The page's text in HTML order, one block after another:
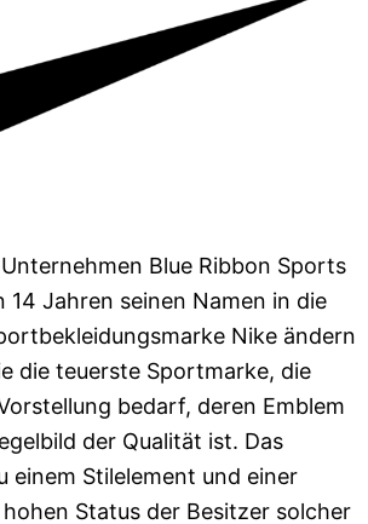
Blue Ribbon Sports
14 Jahren seinen Namen in die
Nike ändern
die teuerste Sportmarke, die
bedarf, deren Emblem
der Qualität ist. Das
einem Stilelement und einer
Status der Besitzer solcher